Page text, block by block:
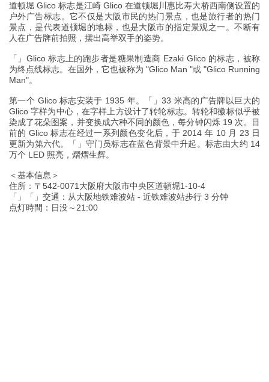
道顿堀 Glico 标志是江崎 Glico 在道顿堀川惠比寿大桥西南侧设置的
户外广告标志。它不仅是大阪市民的热门景点，也是旅行者的热门
景点，是代表道顿堀的地标，也是大阪市的指定景观之一。不断有
人在广告牌前拍照，摆出高举双手的姿势。
「」Glico 标志上的跑步者是糖果制造商 Ezaki Glico 的标志，被称
为终点线标志。在国外，它也被称为 "Glico Man "或 "Glico Running
Man"。
第一个 Glico 标志安装于 1935 年。「」33 米高的广告牌以巨大的
Glico 字样为中心，在字样上方设计了转轮标志。转轮和徽标似乎被
染成了花朵图案，并变换成六种不同的颜色，每分钟闪烁 19 次。目
前的 Glico 标志在经过一系列颜色变化后，于 2014 年 10 月 23 日
更新为第六代。「」守门员标志在蓝色背景中升起。标志由大约 14
万个 LED 照亮，熠熠生辉。
＜基本信息＞
住所：〒542-0071大阪府大阪市中央区道頓堀1-10-4
「」「」交通：从大阪地铁难波站 - 近铁难波站步行 3 分钟
点灯時間：日没～21:00